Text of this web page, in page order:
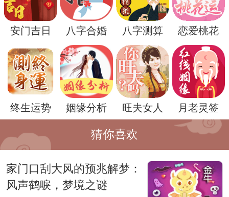
在另一方面，大蛇进入屋内也可能暗示着内
心深处的恐惧或焦虑。大蛇的身形庞大，神
秘而陌生，往往会给人一种不安和恐惧的感
觉。当大蛇悄然进入梦境，可能是我们内心
安门吉日 八字合婚 八字测算 恋爱桃花
终生运势 姻缘分析 旺夫女人 月老灵签
猜你喜欢
家门口刮大风的预兆解梦：
风声鹤唳，梦境之谜